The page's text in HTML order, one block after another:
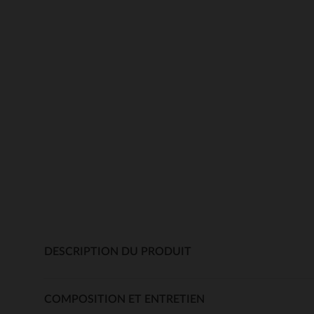
DESCRIPTION DU PRODUIT
COMPOSITION ET ENTRETIEN